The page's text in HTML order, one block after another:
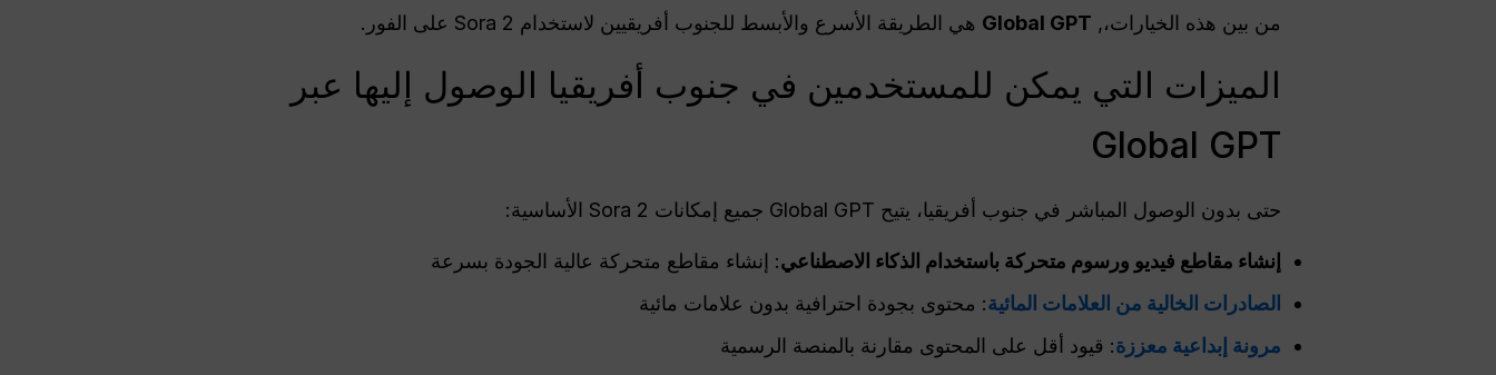
من بين هذه الخيارات،, Global GPT هي الطريقة الأسرع والأبسط للجنوب أفريقيين لاستخدام Sora 2 على الفور.
الميزات التي يمكن للمستخدمين في جنوب أفريقيا الوصول إليها عبر
Global GPT
حتى بدون الوصول المباشر في جنوب أفريقيا، يتيح Global GPT جميع إمكانات Sora 2 الأساسية:
إنشاء مقاطع فيديو ورسوم متحركة باستخدام الذكاء الاصطناعي: إنشاء مقاطع متحركة عالية الجودة بسرعة
الصادرات الخالية من العلامات المائية: محتوى بجودة احترافية بدون علامات مائية
مرونة إبداعية معززة: قيود أقل على المحتوى مقارنة بالمنصة الرسمية